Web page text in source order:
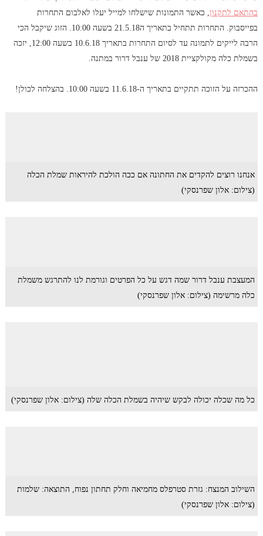
בהתאם לתקנון, כאשר התמונות שישלחו למייל יעלו לאלבום התחרות
בפייסבוק. התחרות תתחיל בתאריך ה21.5.18 בשעה 10:00. הזוג שיקבל הכי
הרבה לייקים לתמונה עד לסיום התחרות בתאריך 10.6.18 בשעה 12:00, יזכה
בשמלת כלה מקולקציית 2018 של ענבל דרור במתנה.
ההכרזה על הזוכה תתקיים בתאריך ה-11.6.18 בשעה 10:00. בהצלחה לכולן!
אנחנו רוצים להקדים את החתונה אם ככה הולכת להיראות שמלת הכלה
(צילום: אלון שפרנסקי)
המעצבת ענבל דרור שמה דגש על כל הפרטים וגורמת לנו להתרגש משמלת
כלה מרשימה (צילום: אלון שפרנסקי)
כל מה שכלה יכולה לבקש שיהיה בשמלת הכלה שלה (צילום: אלון שפרנסקי)
השילוב המנצח: גזרת סטרפלס מחמיאה וחלק תחתון נפוח, התוצאה: שלמות
(צילום: אלון שפרנסקי)